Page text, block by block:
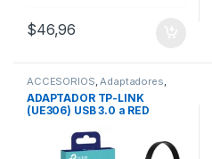
$46,96
ACCESORIOS,Adaptadores,
CABLES, Cables USB,REDES
Adaptadores Wifi
ADAPTADOR TP-LINK
(UE306) USB 3.0 a RED